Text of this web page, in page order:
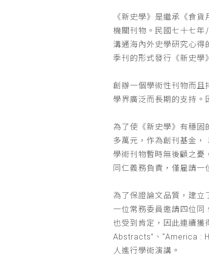
《新史學》是繼承《食
機關刊物。民國七十七年
溝通海內外史學研究心得
季刊的形式發行《新史學
創辦一個學術性刊物而且
學界廣泛而長期的支持。
為了使《新史學》有穩
多萬元，作為創刊基金，
學術刊物暫時無後顧之憂
同仁義務負責，僅雇請一
為了保證論文品質，建立
一位常務委員邀請四位
也受到肯定，因此連續
Abstracts”、“America :
人進行學術演講。